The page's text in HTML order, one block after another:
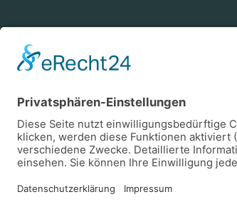
Zahlungsarten
Vorkasse Rechnung